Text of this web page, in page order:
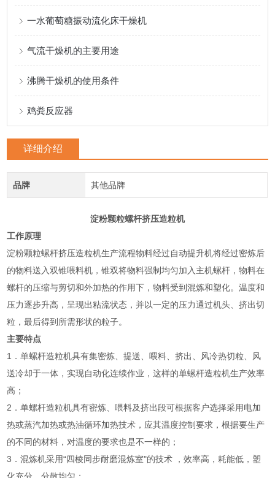
一水葡萄糖振动流化床干燥机
气流干燥机的主要用途
沸腾干燥机的使用条件
鸡粪反应器
详细介绍
品牌 其他品牌
淀粉颗粒螺杆挤压造粒机
工作原理
淀粉颗粒螺杆挤压造粒机生产流程物料经过自动提升机将经过密炼后
的物料送入双锥喂料机，锥双将物料强制均匀加入主机螺杆，物料在
螺杆的压缩与剪切和外加热的作用下，物料受到混炼和塑化。温度和
压力逐步升高，呈现出粘流状态，并以一定的压力通过机头、挤出切
粒，最后得到所需形状的粒子。
主要特点
1．单螺杆造粒机具有集密炼、提送、喂料、挤出、风冷热切粒、风
送冷却于一体，实现自动化连续作业，这样的单螺杆造粒机生产效率
高；
2．单螺杆造粒机具有密炼、喂料及挤出段可根据客户选择采用电加
热或蒸汽加热或热油循环加热技术，应其温度控制要求，根据要生产
的不同的材料，对温度的要求也是不一样的；
3．混炼机采用“四棱同步耐磨混炼室"的技术 ，效率高，耗能低，塑